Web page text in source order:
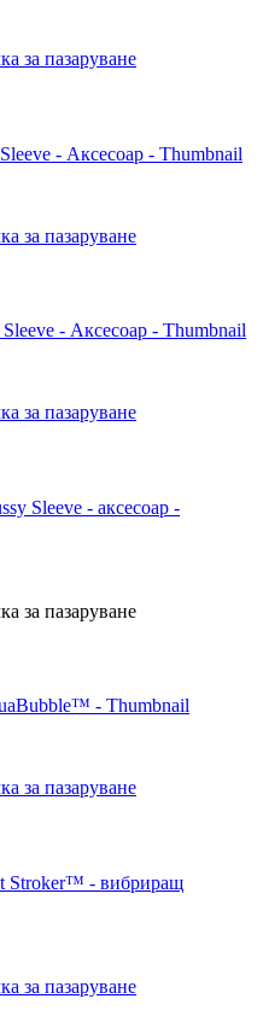
за пазаруване
за пазаруване
за пазаруване
за пазаруване
за пазаруване
за пазаруване